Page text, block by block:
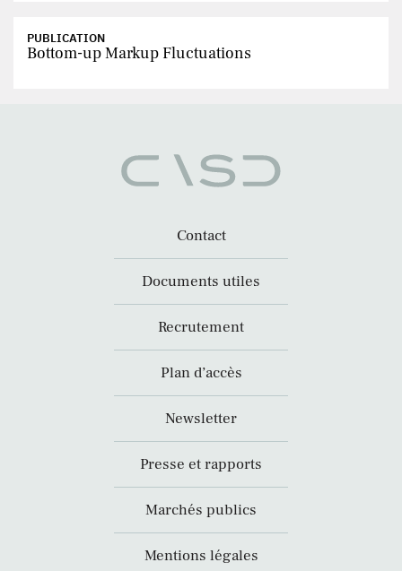
PUBLICATION
Bottom-up Markup Fluctuations
Contact
Documents utiles
Recrutement
Plan d’accès
Newsletter
Presse et rapports
Marchés publics
Mentions légales